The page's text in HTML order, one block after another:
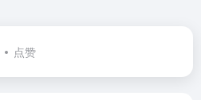
点赞